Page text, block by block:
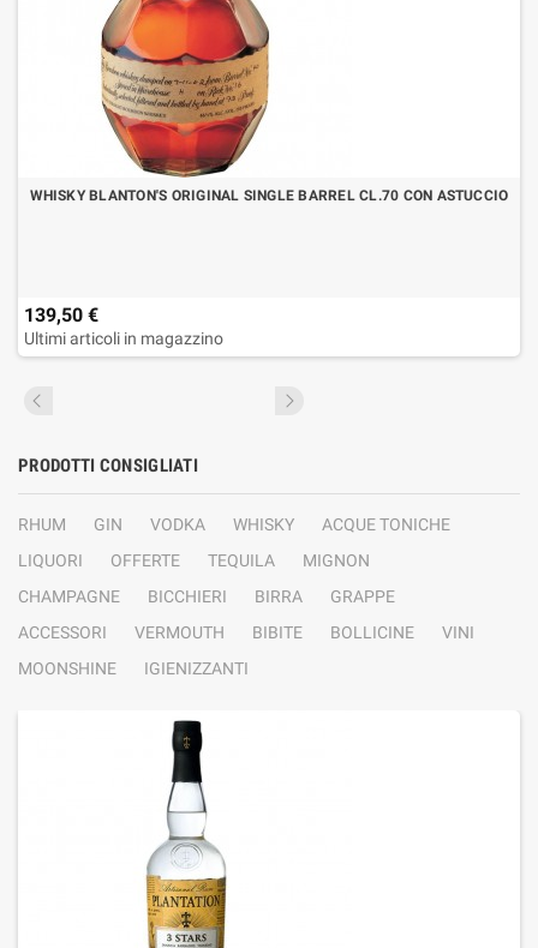
WHISKY BLANTON'S ORIGINAL SINGLE BARREL CL.70 CON ASTUCCIO
139,50 €
Ultimi articoli in magazzino
PRODOTTI CONSIGLIATI
RHUM GIN VODKA WHISKY
ACQUE TONICHE
LIQUORI
OFFERTE TEQUILA
MIGNON
CHAMPAGNE
BICCHIERI BIRRA
GRAPPE
ACCESSORI
VERMOUTH BIBITE BOLLICINE
VINI
MOONSHINE
IGIENIZZANTI